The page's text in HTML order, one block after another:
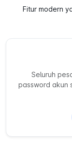
Fitur modern
Seluruh
password akun